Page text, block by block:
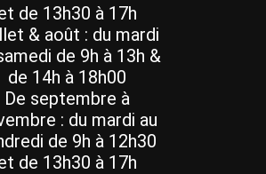
de 13h30 à 17h
& août : du mardi
de 9h à 13h &
de 14h à 18h00
De septembre à
: du mardi au
de 9h à 12h30
de 13h30 à 17h